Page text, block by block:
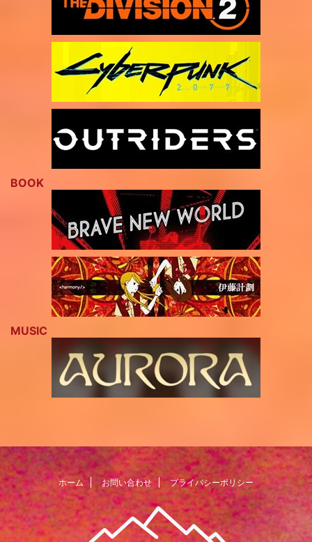
BOOK
MUSIC
ホーム お問い合わせ プライバシーポリシー